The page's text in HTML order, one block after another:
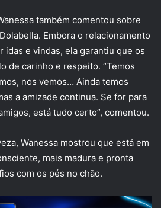
também comentou sobre
Embora o relacionamento
idas e vindas, ela garantiu que os
de carinho e respeito. “Temos
nos vemos… Ainda temos
a amizade continua. Se for para
está tudo certo”, comentou.
Wanessa mostrou que está em
mais madura e pronta
com os pés no chão.